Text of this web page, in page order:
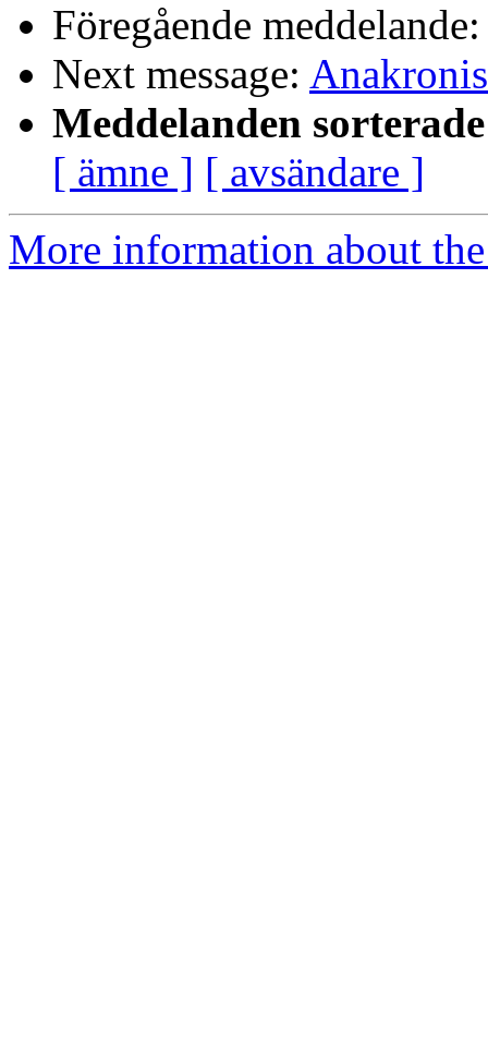
Föregående
Next message:
Meddelanden
[ ämne ] [ avsändare ]
More information about